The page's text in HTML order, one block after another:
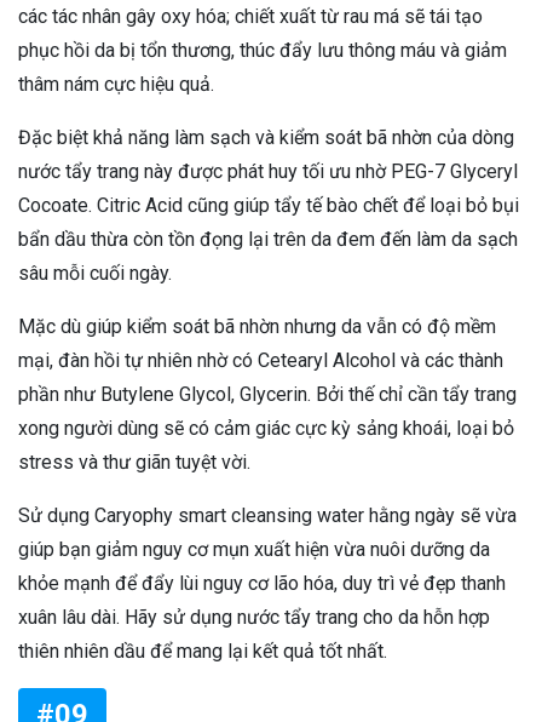
các tác nhân gây oxy hóa; chiết xuất từ rau má sẽ tái tạo
phục hồi da bị tổn thương, thúc đẩy lưu thông máu và giảm
thâm nám cực hiệu quả.
Đặc biệt khả năng làm sạch và kiểm soát bã nhờn của dòng
nước tẩy trang này được phát huy tối ưu nhờ PEG-7 Glyceryl
Cocoate. Citric Acid cũng giúp tẩy tế bào chết để loại bỏ bụi
bẩn dầu thừa còn tồn đọng lại trên da đem đến làm da sạch
sâu mỗi cuối ngày.
Mặc dù giúp kiểm soát bã nhờn nhưng da vẫn có độ mềm
mại, đàn hồi tự nhiên nhờ có Cetearyl Alcohol và các thành
phần như Butylene Glycol, Glycerin. Bởi thế chỉ cần tẩy trang
xong người dùng sẽ có cảm giác cực kỳ sảng khoái, loại bỏ
stress và thư giãn tuyệt vời.
Sử dụng Caryophy smart cleansing water hằng ngày sẽ vừa
giúp bạn giảm nguy cơ mụn xuất hiện vừa nuôi dưỡng da
khỏe mạnh để đẩy lùi nguy cơ lão hóa, duy trì vẻ đẹp thanh
xuân lâu dài. Hãy sử dụng nước tẩy trang cho da hỗn hợp
thiên nhiên dầu để mang lại kết quả tốt nhất.
#09